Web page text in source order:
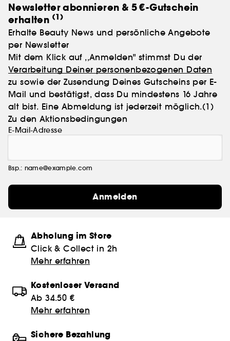
Newsletter abonnieren & 5 €-Gutschein
erhalten (1)
Erhalte Beauty News und persönliche Angebote
per Newsletter
Mit dem Klick auf ,,Anmelden" stimmst Du der
Verarbeitung Deiner personenbezogenen Daten
zu sowie der Zusendung Deines Gutscheins per E-
Mail und bestätigst, dass Du mindestens 16 Jahre
alt bist. Eine Abmeldung ist jederzeit möglich.(1)
Zu den Aktionsbedingungen
E-Mail-Adresse
Bsp.: name@example.com
Anmelden
Abholung im Store
Click & Collect in 2h
Mehr erfahren
Kostenloser Versand
Ab 34.50 €
Mehr erfahren
Sichere Bezahlung